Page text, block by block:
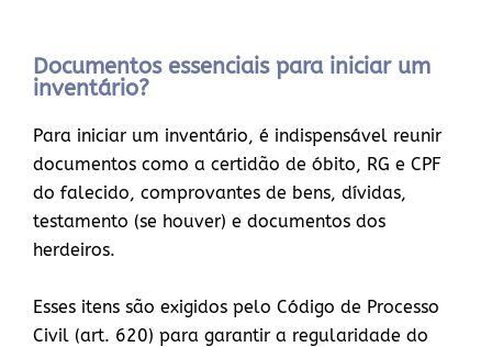
Documentos essenciais para iniciar um
inventário?
Para iniciar um inventário, é indispensável reunir
documentos como a certidão de óbito, RG e CPF
do falecido, comprovantes de bens, dívidas,
testamento (se houver) e documentos dos
herdeiros.
Esses itens são exigidos pelo Código de Processo
Civil (art. 620) para garantir a regularidade do